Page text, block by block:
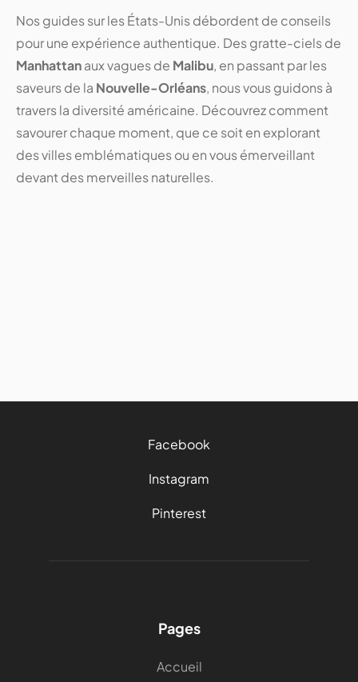
Nos guides sur les États-Unis débordent de conseils
pour une expérience authentique. Des gratte-ciels de
Manhattanaux vagues de Malibu, en passant par les
saveurs de la Nouvelle-Orléans, nous vous guidons à
travers la diversité américaine. Découvrez comment
savourer chaque moment, que ce soit en explorant
des villes emblématiques ou en vous émerveillant
devant des merveilles naturelles.
Facebook
Instagram
Pinterest
Pages
Accueil